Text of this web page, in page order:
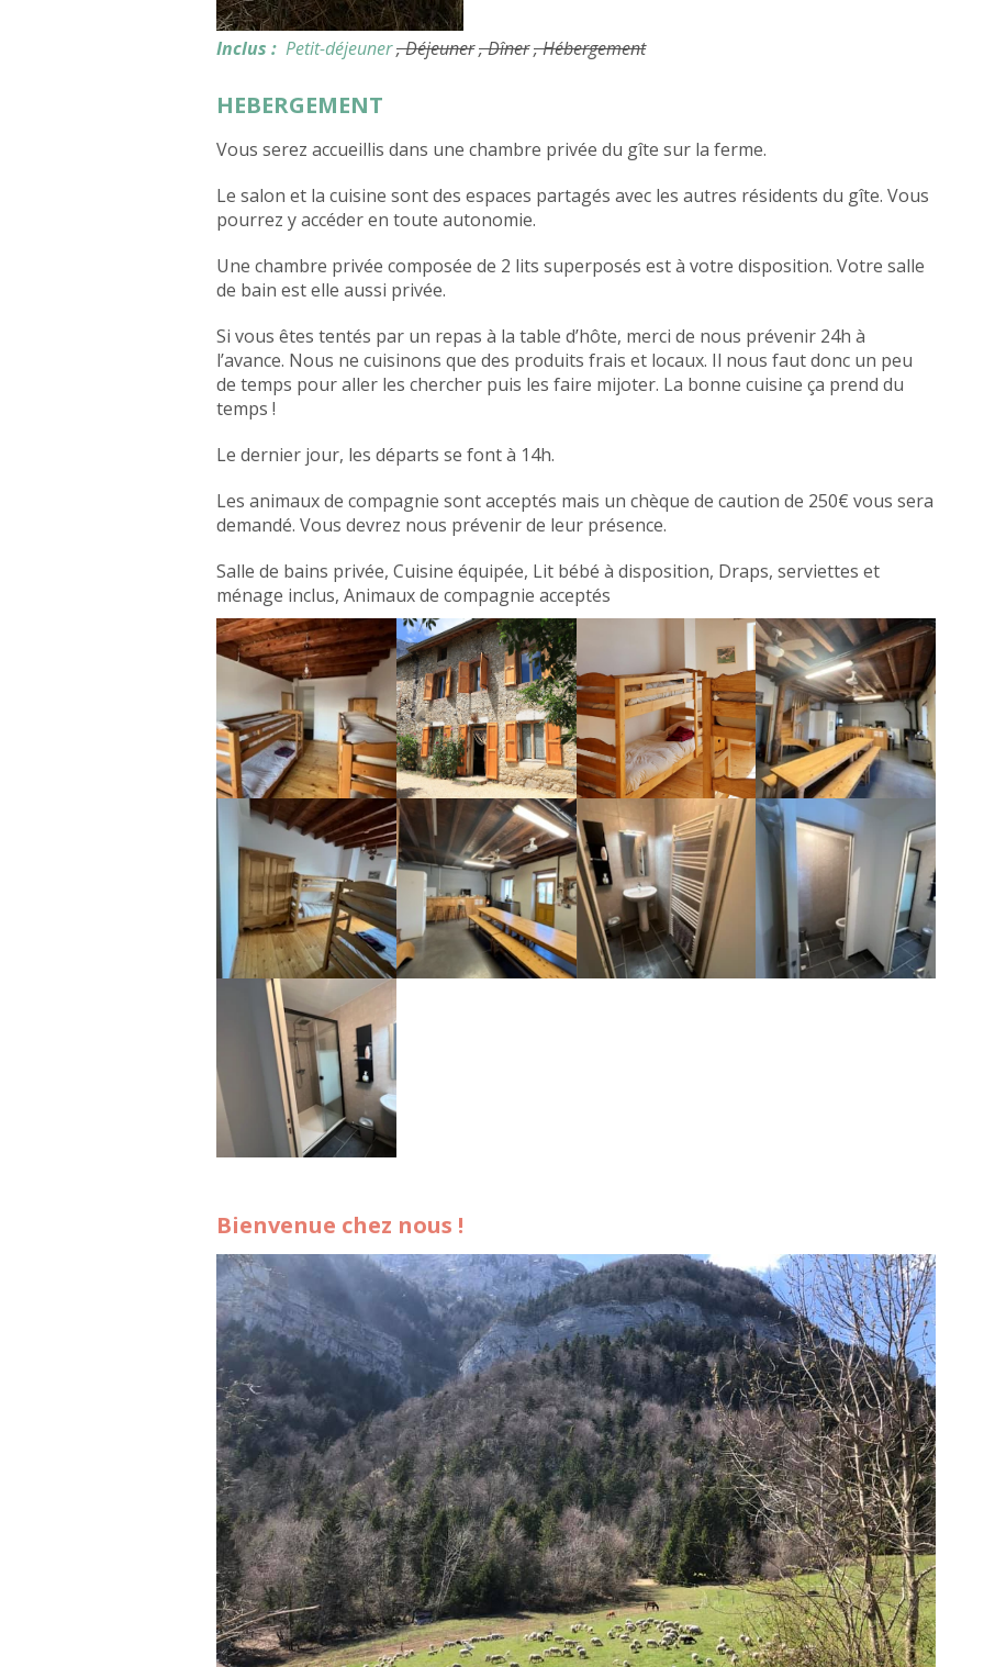
Inclus : Petit-déjeuner, Déjeuner, Dîner, Hébergement
HEBERGEMENT
Vous serez accueillis dans une chambre privée du gîte sur la ferme.
Le salon et la cuisine sont des espaces partagés avec les autres résidents du gîte. Vous
pourrez y accéder en toute autonomie.
Une chambre privée composée de 2 lits superposés est à votre disposition. Votre salle
de bain est elle aussi privée.
Si vous êtes tentés par un repas à la table d’hôte, merci de nous prévenir 24h à
l’avance. Nous ne cuisinons que des produits frais et locaux. Il nous faut donc un peu
de temps pour aller les chercher puis les faire mijoter. La bonne cuisine ça prend du
temps !
Le dernier jour, les départs se font à 14h.
Les animaux de compagnie sont acceptés mais un chèque de caution de 250€ vous sera
demandé. Vous devrez nous prévenir de leur présence.
Salle de bains privée, Cuisine équipée, Lit bébé à disposition, Draps, serviettes et
ménage inclus, Animaux de compagnie acceptés
Bienvenue chez nous !